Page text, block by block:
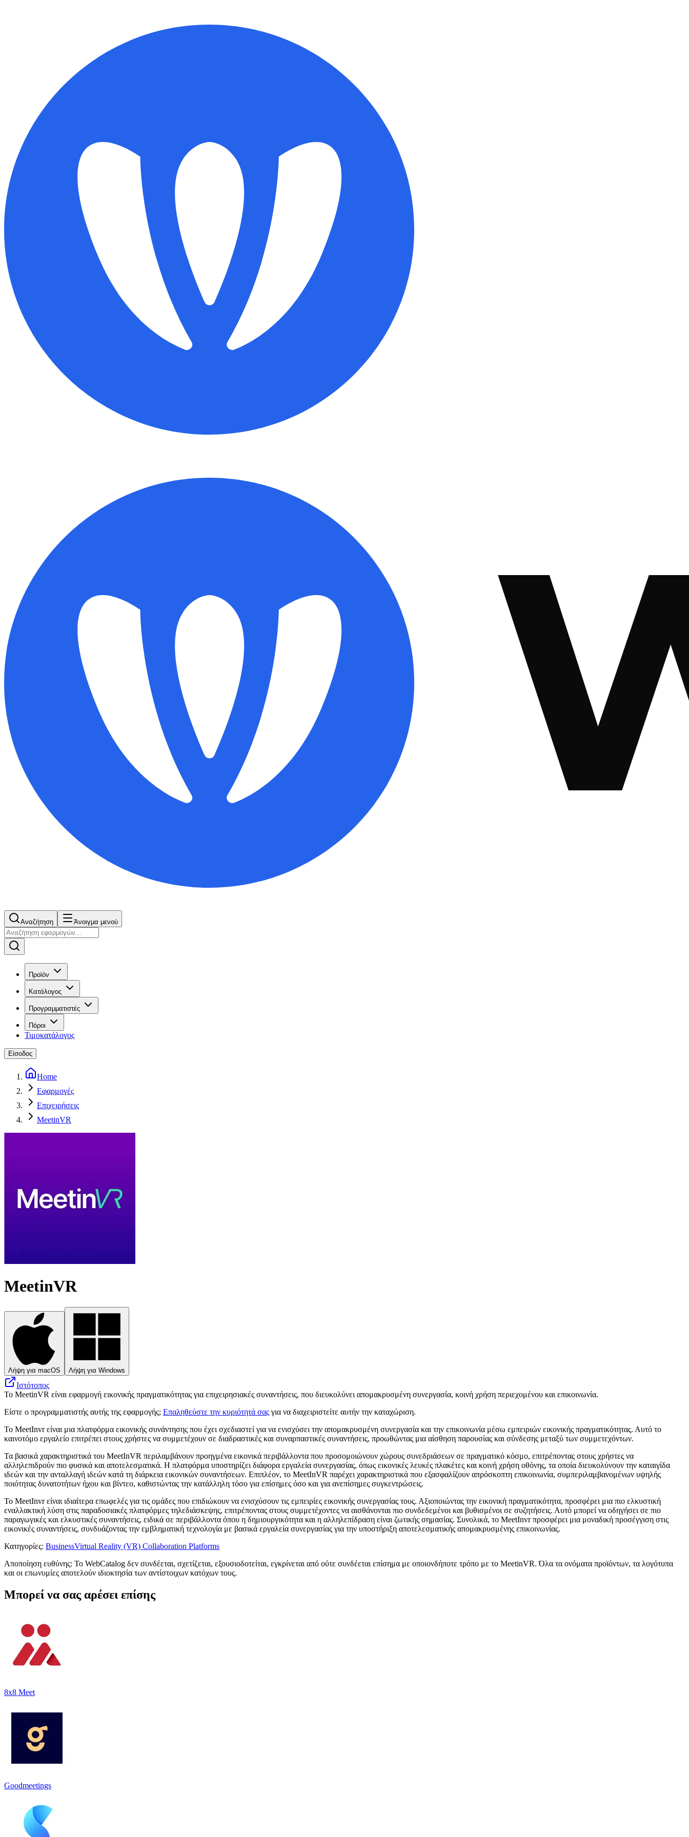
Αναζήτηση Άνοιγμα μενού
Προϊόν
Κατάλογος
Προγραμματιστές
Πόροι
Τιμοκατάλογος
Είσοδος
Home
Εφαρμογές
Επιχειρήσεις
MeetinVR
MeetinVR
Λήψη για macOS Λήψη για Windows
Ιστότοπος
Το MeetinVR είναι εφαρμογή εικονικής πραγματικότητας για επιχειρησιακές συναντήσεις, που διευκολύνει απομακρυσμένη συνεργασία, κοινή χρήση περιεχομένου και επικοινωνία.
Είστε ο προγραμματιστής αυτής της εφαρμογής; Επαληθεύστε την κυριότητά σας για να διαχειριστείτε αυτήν την καταχώριση.
Το MeetInvr είναι μια πλατφόρμα εικονικής συνάντησης που έχει σχεδιαστεί για να ενισχύσει την απομακρυσμένη συνεργασία και την επικοινωνία μέσω εμπειριών εικονικής πραγματικότητας. Αυτό το
καινοτόμο εργαλείο επιτρέπει στους χρήστες να συμμετέχουν σε διαδραστικές και συναρπαστικές συναντήσεις, προωθώντας μια αίσθηση παρουσίας και σύνδεσης μεταξύ των συμμετεχόντων.
Τα βασικά χαρακτηριστικά του MeetInVR περιλαμβάνουν προηγμένα εικονικά περιβάλλοντα που προσομοιώνουν χώρους συνεδριάσεων σε πραγματικό κόσμο, επιτρέποντας στους χρήστες να
αλληλεπιδρούν πιο φυσικά και αποτελεσματικά. Η πλατφόρμα υποστηρίζει διάφορα εργαλεία συνεργασίας, όπως εικονικές λευκές πλακέτες και κοινή χρήση οθόνης, τα οποία διευκολύνουν την καταιγίδα
ιδεών και την ανταλλαγή ιδεών κατά τη διάρκεια εικονικών συναντήσεων. Επιπλέον, το MeetInVR παρέχει χαρακτηριστικά που εξασφαλίζουν απρόσκοπτη επικοινωνία, συμπεριλαμβανομένων υψηλής
ποιότητας δυνατοτήτων ήχου και βίντεο, καθιστώντας την κατάλληλη τόσο για επίσημες όσο και για ανεπίσημες συγκεντρώσεις.
Το MeetInvr είναι ιδιαίτερα επωφελές για τις ομάδες που επιδιώκουν να ενισχύσουν τις εμπειρίες εικονικής συνεργασίας τους. Αξιοποιώντας την εικονική πραγματικότητα, προσφέρει μια πιο ελκυστική
εναλλακτική λύση στις παραδοσιακές πλατφόρμες τηλεδιάσκεψης, επιτρέποντας στους συμμετέχοντες να αισθάνονται πιο συνδεδεμένοι και βυθισμένοι σε συζητήσεις. Αυτό μπορεί να οδηγήσει σε πιο
παραγωγικές και ελκυστικές συναντήσεις, ειδικά σε περιβάλλοντα όπου η δημιουργικότητα και η αλληλεπίδραση είναι ζωτικής σημασίας. Συνολικά, το MeetInvr προσφέρει μια μοναδική προσέγγιση στις
εικονικές συναντήσεις, συνδυάζοντας την εμβληματική τεχνολογία με βασικά εργαλεία συνεργασίας για την υποστήριξη αποτελεσματικής απομακρυσμένης επικοινωνίας.
Κατηγορίες: BusinessVirtual Reality (VR) Collaboration Platforms
Αποποίηση ευθύνης: Το WebCatalog δεν συνδέεται, σχετίζεται, εξουσιοδοτείται, εγκρίνεται από ούτε συνδέεται επίσημα με οποιονδήποτε τρόπο με το MeetinVR. Όλα τα ονόματα προϊόντων, τα λογότυπα
και οι επωνυμίες αποτελούν ιδιοκτησία των αντίστοιχων κατόχων τους.
Μπορεί να σας αρέσει επίσης
8x8 Meet
Goodmeetings